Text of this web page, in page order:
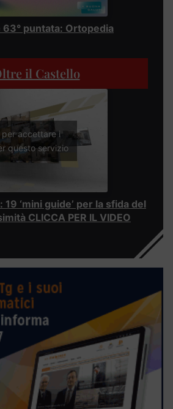
63° puntata: Ortopedia
il Castello
per accettare i
questo servizio
19 ‘mini guide’ per la sfida del
CLICCA PER IL VIDEO